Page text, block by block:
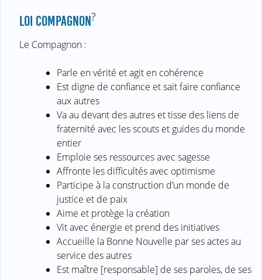
LOI COMPAGNON?
Le Compagnon :
Parle en vérité et agit en cohérence
Est digne de confiance et sait faire confiance
aux autres
Va au devant des autres et tisse des liens de
fraternité avec les scouts et guides du monde
entier
Emploie ses ressources avec sagesse
Affronte les difficultés avec optimisme
Participe à la construction d’un monde de
justice et de paix
Aime et protège la création
Vit avec énergie et prend des initiatives
Accueille la Bonne Nouvelle par ses actes au
service des autres
Est maître [responsable] de ses paroles, de ses